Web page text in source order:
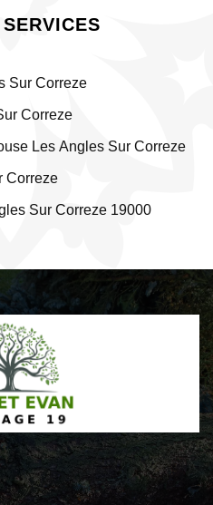
Sur Correze
Correze
Les Angles Sur Correze
Correze
Sur Correze 19000